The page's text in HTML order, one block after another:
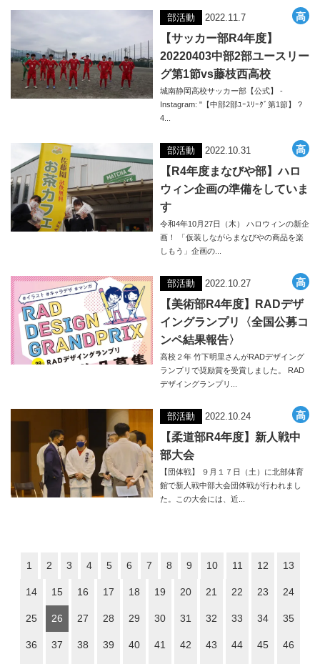
部活動 2022.11.7
【サッカー部R4年度】
20220403中部2部ユースリー
グ第1節vs藤枝西高校
城南静岡高校サッカー部【公式】 -
Instagram: "【中部2部ﾕｰｽﾘｰｸﾞ第1節】 ?
4...
部活動 2022.10.31
【R4年度まなびや部】ハロ
ウィン企画の準備をしていま
す
令和4年10月27日（木） ハロウィンの新企
画！ 「仮装しながらまなびやの商品を楽
しもう」企画の...
部活動 2022.10.27
【美術部R4年度】RADデザ
イングランプリ〈全国公募コ
ンペ結果報告〉
高校２年 竹下明里さんがRADデザイング
ランプリで奨励賞を受賞しました。 RAD
デザイングランプリ...
部活動 2022.10.24
【柔道部R4年度】新人戦中
部大会
【団体戦】 ９月１７日（土）に北部体育
館で新人戦中部大会団体戦が行われまし
た。この大会には、近...
1 2 3 4 5 6 7 8 9 10 11 12 13
14 15 16 17 18 19 20 21 22 23 24
25 26 27 28 29 30 31 32 33 34 35
36 37 38 39 40 41 42 43 44 45 46